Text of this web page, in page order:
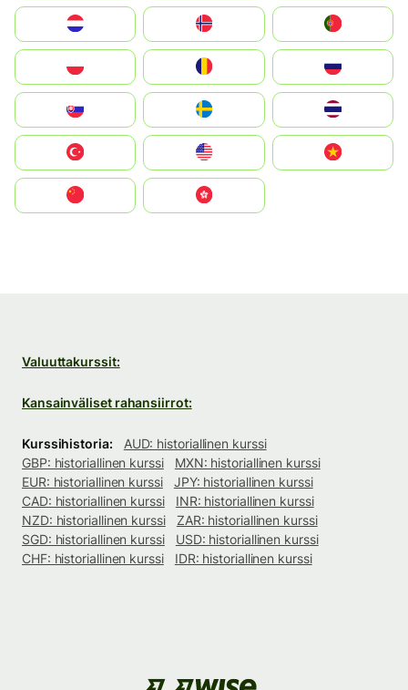
United States
中國香港特別行政區
Valuuttakurssit:
Kansainväliset rahansiirrot:
Kurssihistoria:
AUD: historiallinen kurssi
GBP: historiallinen kurssi
MXN: historiallinen kurssi
EUR: historiallinen kurssi
JPY: historiallinen kurssi
CAD: historiallinen kurssi
INR: historiallinen kurssi
NZD: historiallinen kurssi
ZAR: historiallinen kurssi
SGD: historiallinen kurssi
USD: historiallinen kurssi
CHF: historiallinen kurssi
IDR: historiallinen kurssi